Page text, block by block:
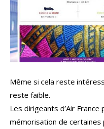
Même si cela reste
reste faible.
Les dirigeants d’Air
mémorisation de